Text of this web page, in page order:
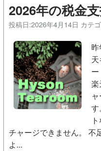
2026年の税金
投稿日:2026年4月14日 カテ
楽
す
チャージできません。 不
よ...